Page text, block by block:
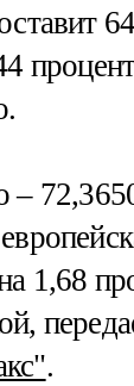
–
1,68
.